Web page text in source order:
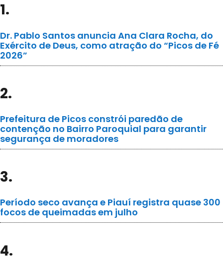
1.
Dr. Pablo Santos anuncia Ana Clara Rocha, do
Exército de Deus, como atração do “Picos de Fé
2026”
2.
Prefeitura de Picos constrói paredão de
contenção no Bairro Paroquial para garantir
segurança de moradores
3.
Período seco avança e Piauí registra quase 300
focos de queimadas em julho
4.